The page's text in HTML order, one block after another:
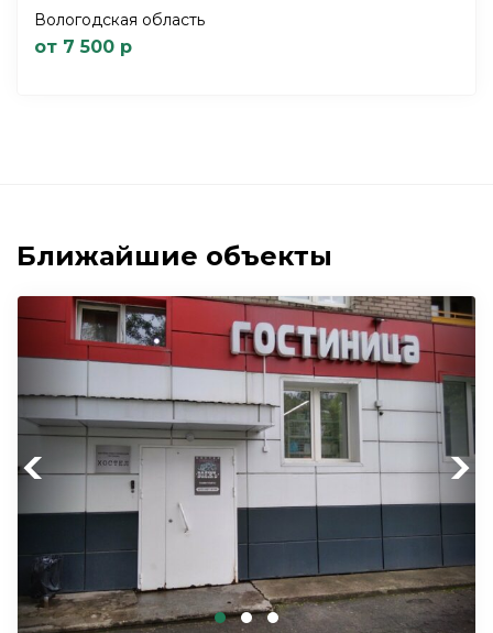
Вологодская область
от 7 500 р
Ближайшие объекты
Previous Next